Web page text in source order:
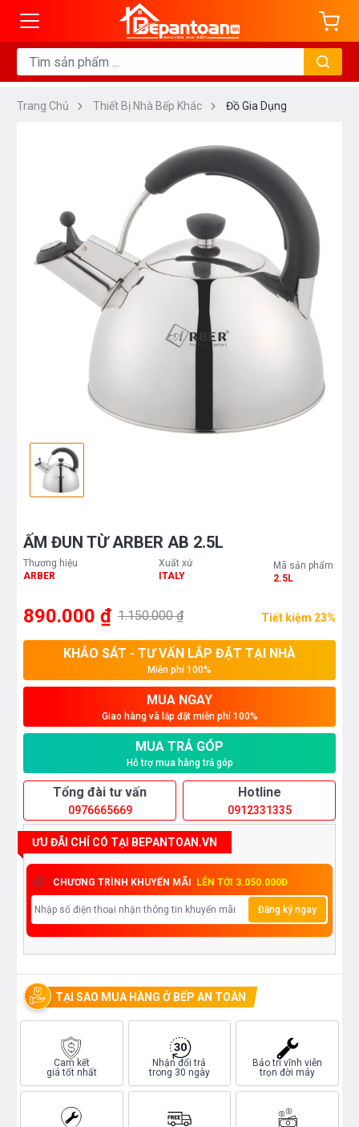
Trang Chủ Thiết Bị Nhà Bếp Khác Đồ Gia Dụng
ẤM ĐUN TỪ ARBER AB 2.5L
Thương hiệu
ARBER
Xuất xứ
ITALY
Mã sản phẩm
2.5L
890.000 ₫ 1.150.000 ₫ Tiết kiệm 23%
KHẢO SÁT - TƯ VẤN LẮP ĐẶT TẠI NHÀ
Miễn phí 100%
MUA NGAY
Giao hàng và lắp đặt miễn phí 100%
MUA TRẢ GÓP
Hỗ trợ mua hàng trả góp
Tổng đài tư vấn
0976665669
Hotline
0912331335
ƯU ĐÃI CHỈ CÓ TẠI BEPANTOAN.VN
CHƯƠNG TRÌNH KHUYẾN MÃI LÊN TỚI 3.050.000Đ
Đăng ký ngay
TẠI SAO MUA HÀNG Ở BẾP AN TOÀN
Cam kết
giá tốt nhất
Nhận đổi trả
trong 30 ngày
Bảo trì vĩnh viễn
trọn đời máy